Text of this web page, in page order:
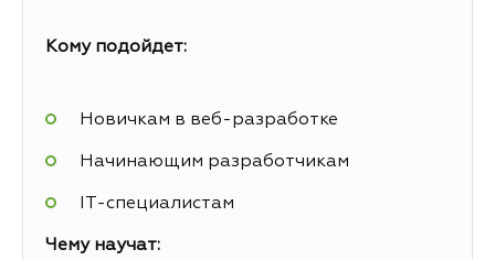
Кому подойдет:
Новичкам в веб-разработке
Начинающим разработчикам
IT-специалистам
Чему научат: